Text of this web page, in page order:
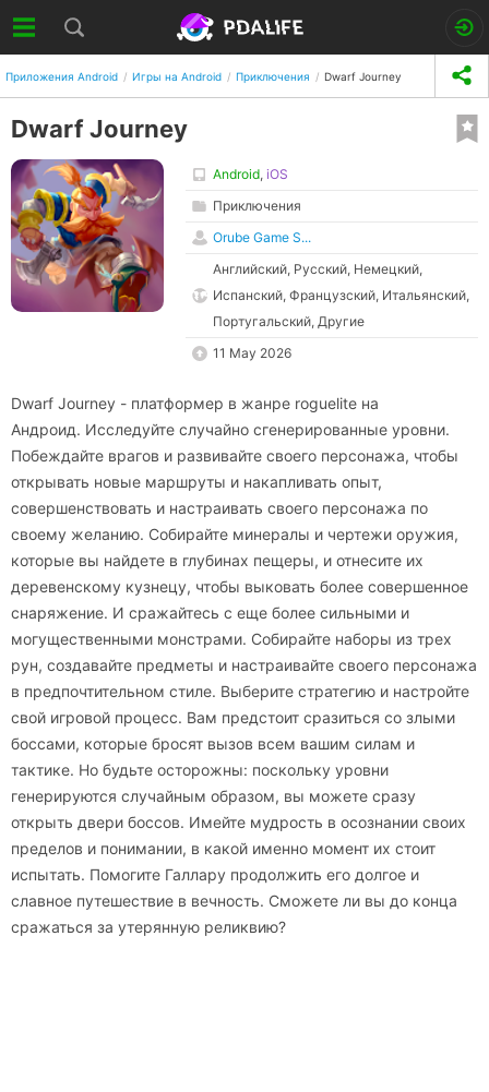
Приложения Android Игры на Android Приключения Dwarf Journey
Dwarf Journey
Android, iOS
Приключения
Orube Game S...
Английский, Русский, Немецкий,
Испанский, Французский, Итальянский,
Португальский, Другие
11 May 2026
Dwarf Journey - платформер в жанре roguelite на
Андроид. Исследуйте случайно сгенерированные уровни.
Побеждайте врагов и развивайте своего персонажа, чтобы
открывать новые маршруты и накапливать опыт,
совершенствовать и настраивать своего персонажа по
своему желанию. Собирайте минералы и чертежи оружия,
которые вы найдете в глубинах пещеры, и отнесите их
деревенскому кузнецу, чтобы выковать более совершенное
снаряжение. И сражайтесь с еще более сильными и
могущественными монстрами. Собирайте наборы из трех
рун, создавайте предметы и настраивайте своего персонажа
в предпочтительном стиле. Выберите стратегию и настройте
свой игровой процесс. Вам предстоит сразиться со злыми
боссами, которые бросят вызов всем вашим силам и
тактике. Но будьте осторожны: поскольку уровни
генерируются случайным образом, вы можете сразу
открыть двери боссов. Имейте мудрость в осознании своих
пределов и понимании, в какой именно момент их стоит
испытать. Помогите Галлару продолжить его долгое и
славное путешествие в вечность. Сможете ли вы до конца
сражаться за утерянную реликвию?